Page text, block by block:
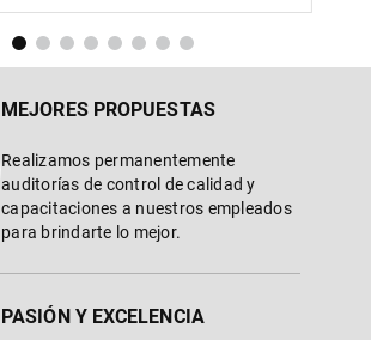
MEJORES PROPUESTAS
Realizamos permanentemente
auditorías de control de calidad y
capacitaciones a nuestros empleados
para brindarte lo mejor.
PASIÓN Y EXCELENCIA